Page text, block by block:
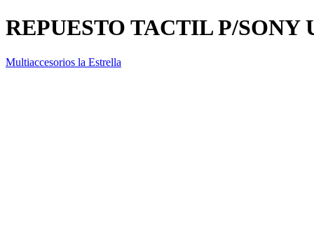
REPUESTO TACTIL P/SONY
Multiaccesorios la Estrella